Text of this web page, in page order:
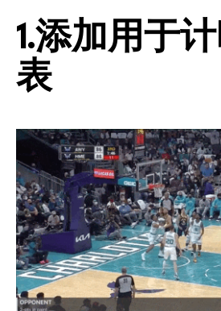
1.添加用于
表